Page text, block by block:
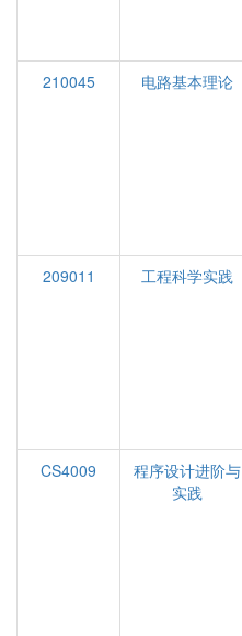
210045
电路基本理论
209011
工程科学实践
CS4009
程序设计进阶与
实践